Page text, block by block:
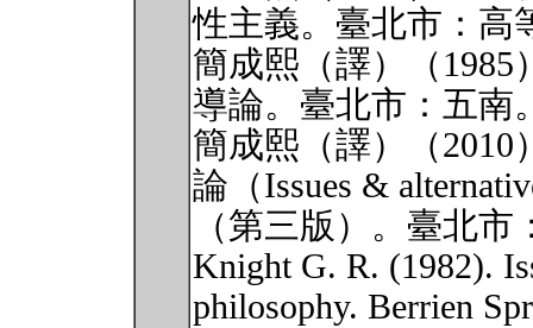
性主義。臺北市：高
簡成熙（譯）（1985
導論。臺北市：五南
簡成熙（譯）（2010
論（Issues &
（第三版）。臺北市
Knight G. R. (1982).
philosophy. Berrien